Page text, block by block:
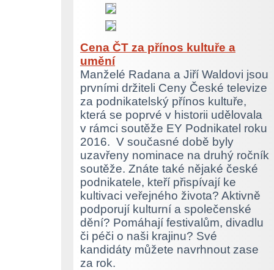
Cena ČT za přínos kultuře a
umění
Manželé Radana a Jiří Waldovi jsou
prvními držiteli Ceny České televize
za podnikatelský přínos kultuře,
která se poprvé v historii udělovala
v rámci soutěže EY Podnikatel roku
2016. V současné době byly
uzavřeny nominace na druhý ročník
soutěže. Znáte také nějaké české
podnikatele, kteří přispívají ke
kultivaci veřejného života? Aktivně
podporují kulturní a společenské
dění? Pomáhají festivalům, divadlu
či péči o naši krajinu? Své
kandidáty můžete navrhnout zase
za rok.